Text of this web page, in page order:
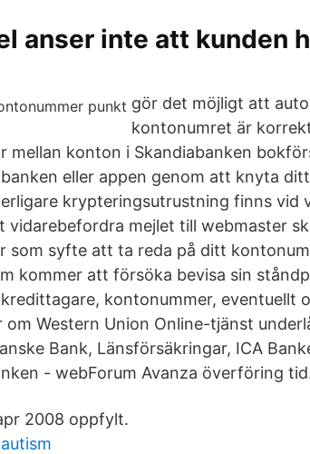
anser inte att kunden
gör det möjligt att
kontonumret är
mellan konton i Skandiabanken
eller appen genom att knyta
krypteringsutrustning finns vid
vidarebefordra mejlet till webmaster
som syfte att ta reda på ditt
kommer att försöka bevisa sin
kontonummer, eventuellt
Western Union Online-tjänst
Bank, Länsförsäkringar, ICA
- webForum Avanza överföring
2008 oppfylt.